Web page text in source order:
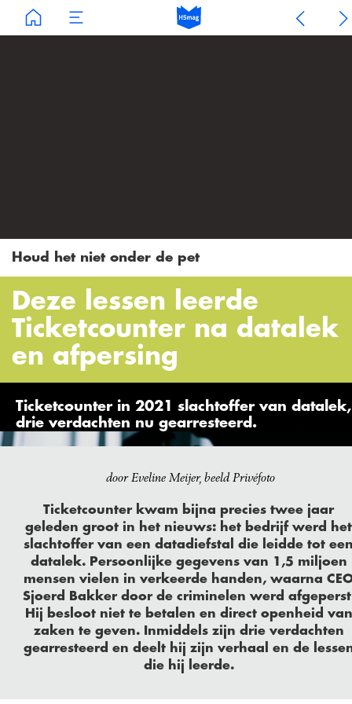
Houd het niet onder de pet
Deze lessen leerde
Ticketcounter na datalek
en afpersing
Ticketcounter in 2021 slachtoffer van datalek,
drie verdachten nu gearresteerd.
door Eveline Meijer, beeld Privéfoto
Ticketcounter kwam bijna precies twee jaar
geleden groot in het nieuws: het bedrijf werd het
slachtoffer van een datadiefstal die leidde tot
datalek. Persoonlijke gegevens van 1,5 miljoen
mensen vielen in verkeerde handen, waarna
Sjoerd Bakker door de criminelen werd
Hij besloot niet te betalen en direct openheid van
zaken te geven. Inmiddels zijn drie verdachten
gearresteerd en deelt hij zijn verhaal en de
die hij leerde.